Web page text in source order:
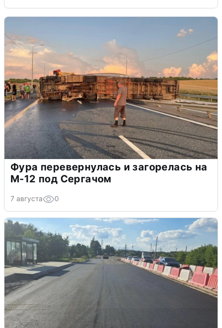
Фура перевернулась и загорелась на
М-12 под Сергачом
7 августа 0